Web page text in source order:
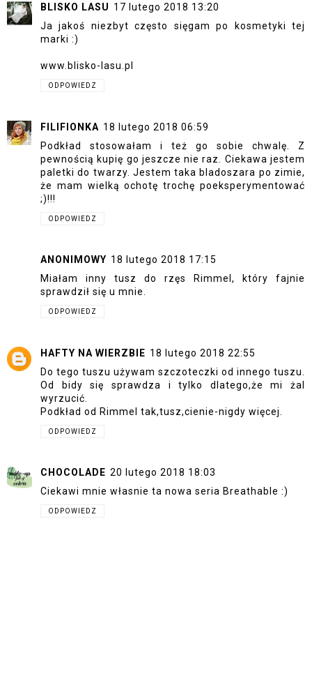
BLISKO LASU 17 lutego 2018 13:20
Ja jakoś niezbyt często sięgam po kosmetyki tej
marki :)
www.blisko-lasu.pl
ODPOWIEDZ
FILIFIONKA 18 lutego 2018 06:59
Podkład stosowałam i też go sobie chwalę. Z
pewnością kupię go jeszcze nie raz. Ciekawa jestem
paletki do twarzy. Jestem taka bladoszara po zimie,
że mam wielką ochotę trochę poeksperymentować
;)!!!
ODPOWIEDZ
ANONIMOWY 18 lutego 2018 17:15
Miałam inny tusz do rzęs Rimmel, który fajnie
sprawdził się u mnie.
ODPOWIEDZ
HAFTY NA WIERZBIE 18 lutego 2018 22:55
Do tego tuszu używam szczoteczki od innego tuszu.
Od bidy się sprawdza i tylko dlatego,że mi żal
wyrzucić.
Podkład od Rimmel tak,tusz,cienie-nigdy więcej.
ODPOWIEDZ
CHOCOLADE 20 lutego 2018 18:03
Ciekawi mnie własnie ta nowa seria Breathable :)
ODPOWIEDZ